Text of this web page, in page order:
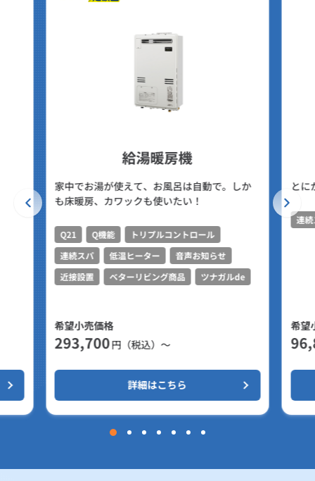
給湯暖房機
家中でお湯が使えて、お風呂は自動で。しか
も床暖房、カワックも使いたい！
Q21 Q機能
トリプルコントロール
連続スパ
低温ヒーター
音声お知らせ
近接設置
ベターリビング商品 ツナガルde
希望小売価格
293,700円（税込）～
詳細はこちら
とに
連
希望